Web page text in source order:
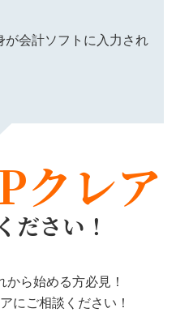
会計ソフトに入力され
クレア
ださい！
ら始める方必見！
にご相談ください！